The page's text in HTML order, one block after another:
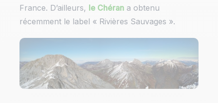
France. D’ailleurs, le Chéran a obtenu
récemment le label « Rivières Sauvages ».